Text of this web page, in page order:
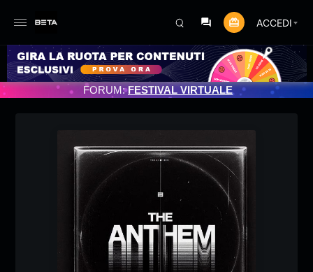
ACCEDI
PROGRAMMATO 3/07/2025
FORUM:FESTIVAL VIRTUALE